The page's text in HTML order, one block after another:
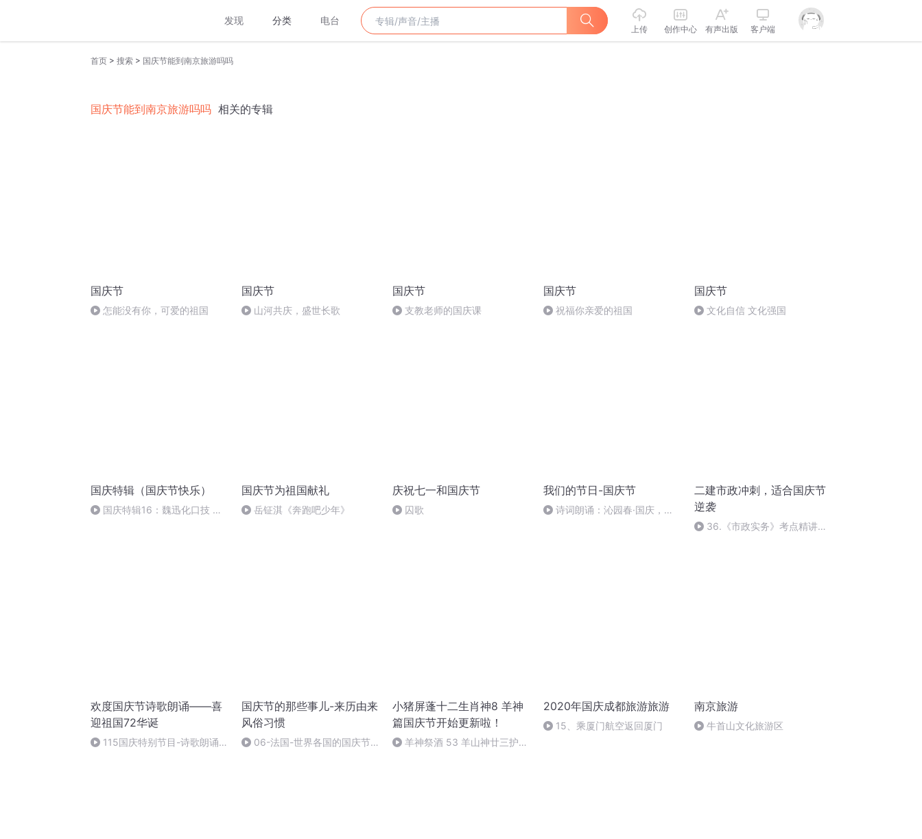
发现 分类 电台
上传 创作中心 有声出版 客户端
首页 > 搜索 > 国庆节能到南京旅游吗吗
国庆节能到南京旅游吗吗 相关的专辑
国庆节
怎能没有你，可爱的祖国
国庆节
山河共庆，盛世长歌
国庆节
支教老师的国庆课
国庆节
祝福你亲爱的祖国
国庆节
文化自信 文化强国
国庆特辑（国庆节快乐）
国庆特辑16：魏迅化口技 二
国庆节为祖国献礼
岳钲淇《奔跑吧少年》
庆祝七一和国庆节
囚歌
我们的节日-国庆节
诗词朗诵：沁园春·国庆，朗
二建市政冲刺，适合国庆节
逆袭
36.《市政实务》考点精讲第
欢度国庆节诗歌朗诵——喜
迎祖国72华诞
115国庆特别节目-诗歌朗诵-
国庆节的那些事儿-来历由来
风俗习惯
06-法国-世界各国的国庆节-
小猪屏蓬十二生肖神8 羊神
篇国庆节开始更新啦！
羊神祭酒 53 羊山神廿三护祭
2020年国庆成都旅游旅游
15、乘厦门航空返回厦门
南京旅游
牛首山文化旅游区